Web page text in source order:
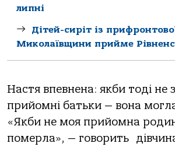
липні
Дітей-сиріт із
Миколаївщини прийме
Настя впевнена: якби тоді не
прийомні батьки — вона
«Якби не моя прийомна
померла», — говорить